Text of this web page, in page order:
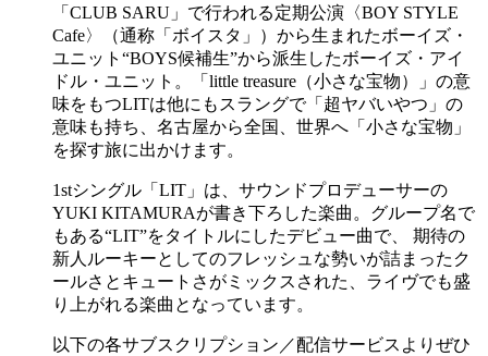
「CLUB SARU」で行われる定期公演〈BOY STYLE
Cafe〉（通称「ボイスタ」）から生まれたボーイズ・
ユニット“BOYS候補生”から派生したボーイズ・アイ
ドル・ユニット。「little treasure（小さな宝物）」の意
味をもつLITは他にもスラングで「超ヤバいやつ」の
意味も持ち、名古屋から全国、世界へ「小さな宝物」
を探す旅に出かけます。
1stシングル「LIT」は、サウンドプロデューサーの
YUKI KITAMURAが書き下ろした楽曲。グループ名で
もある“LIT”をタイトルにしたデビュー曲で、 期待の
新人ルーキーとしてのフレッシュな勢いが詰まったク
ールさとキュートさがミックスされた、ライヴでも盛
り上がれる楽曲となっています。
以下の各サブスクリプション／配信サービスよりぜひ